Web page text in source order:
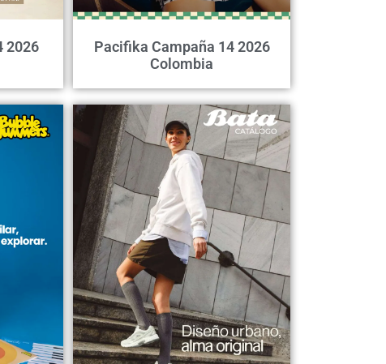
2026
Pacifika Campaña 14 2026
Colombia